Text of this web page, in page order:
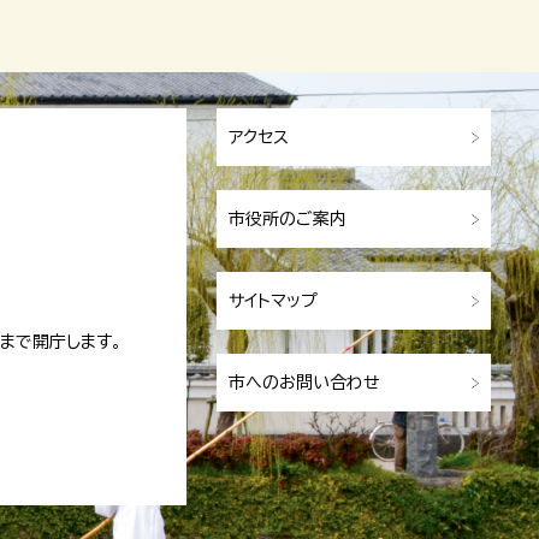
開庁します。
アクセス
市役所のご案内
サイトマップ
市へのお問い合わせ